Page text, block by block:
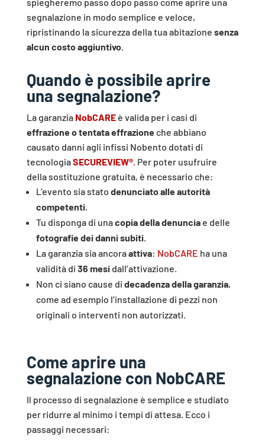
segnalazione in modo semplice e veloce,
ripristinando la sicurezza della tua abitazione senza
alcun costo aggiuntivo.
Quando è possibile aprire
una segnalazione?
La garanzia NobCARE è valida per i casi di
effrazione o tentata effrazioneche abbiano
causato danni agli infissi Nobento dotati di
tecnologiaSECUREVIEW®. Per poter usufruire
della sostituzione gratuita, è necessario che:
L’evento sia stato denunciato alle autorità
competenti.
Tu disponga di unacopia della denunciae delle
fotografie dei danni subiti.
La garanzia sia ancoraattiva: NobCARE ha una
validità di 36 mesidall’attivazione.
Non ci siano cause di decadenza della garanzia,
come ad esempio l’installazione di pezzi non
originali o interventi non autorizzati.
Come aprire una
segnalazione con NobCARE
Il processo di segnalazione è semplice e studiato
per ridurre al minimo i tempi di attesa. Ecco i
passaggi necessari: